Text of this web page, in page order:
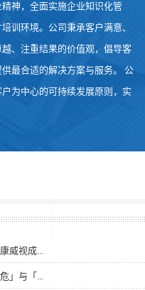
神，全面实施企业知识化管
训环境。公司秉承客户满意、
、注重结果的价值观，倡导客
最合适的解决方案与服务。 公
为中心的可持续发展原则，实
威视成...
」与「...